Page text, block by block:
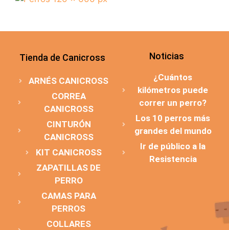
Tienda de Canicross
ARNÉS CANICROSS
CORREA
CANICROSS
CINTURÓN
CANICROSS
KIT CANICROSS
ZAPATILLAS DE
PERRO
CAMAS PARA
PERROS
COLLARES
Noticias
¿Cuántos
kilómetros puede
correr un perro?
Los 10 perros más
grandes del mundo
Ir de público a la
Resistencia